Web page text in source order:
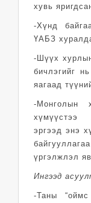
хувь
-Хүнд
ҮАБЗ
-Шүүх
бичлэгийг
яагаад
-Монголын
хүмүүстээ
эргээд энэ
үргэлжлэл
Ингээд
-Таны “оймс